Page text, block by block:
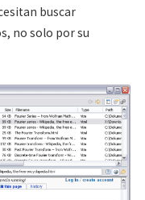
buscar
no solo por su